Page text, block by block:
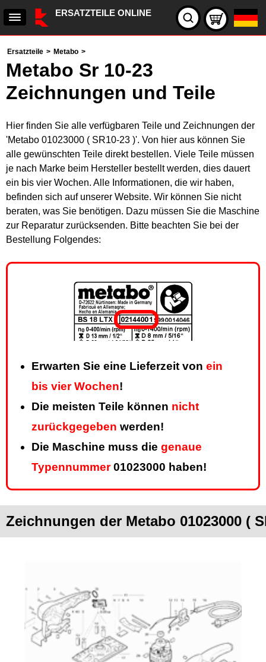
ERSATZTEILE ONLINE
Ersatzteile > Metabo >
Metabo Sr 10-23
Zeichnungen und Teile
Hier finden Sie alle verfügbaren Teile und Zeichnungen der
'Metabo 01023000 ( SR10-23 )'. Von hier aus können Sie
alle gewünschten Teile direkt bestellen. Viele Teile müssen
je nach Marke beim Hersteller bestellt werden, dies dauert
ein bis vier Wochen. Alle Informationen, die wir haben,
befinden sich auf unserer Website. Wir können Sie nicht
beraten, was Sie benötigen. Dazu müssen Sie die Maschine
zur Reparatur zurücksenden. Bitte beachten Sie bei der
Bestellung Folgendes:
Erwarten Sie eine Lieferzeit von ein
bis vier Wochen!
Die meisten Teile können nicht
zurückgegeben werden!
Die Maschine muss die genaue
Typennummer01023000 haben!
Zeichnungen der Metabo 01023000 (